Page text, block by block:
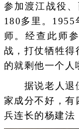
参加渡江战役
180多里。1955
师。经查此师
战，打仗牺牲得
的就剩他一个人
据说老人退伍
家成分不好，有
兵连长的杨建法